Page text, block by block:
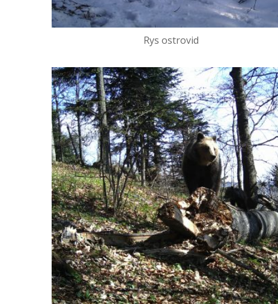
Rys ostrovid